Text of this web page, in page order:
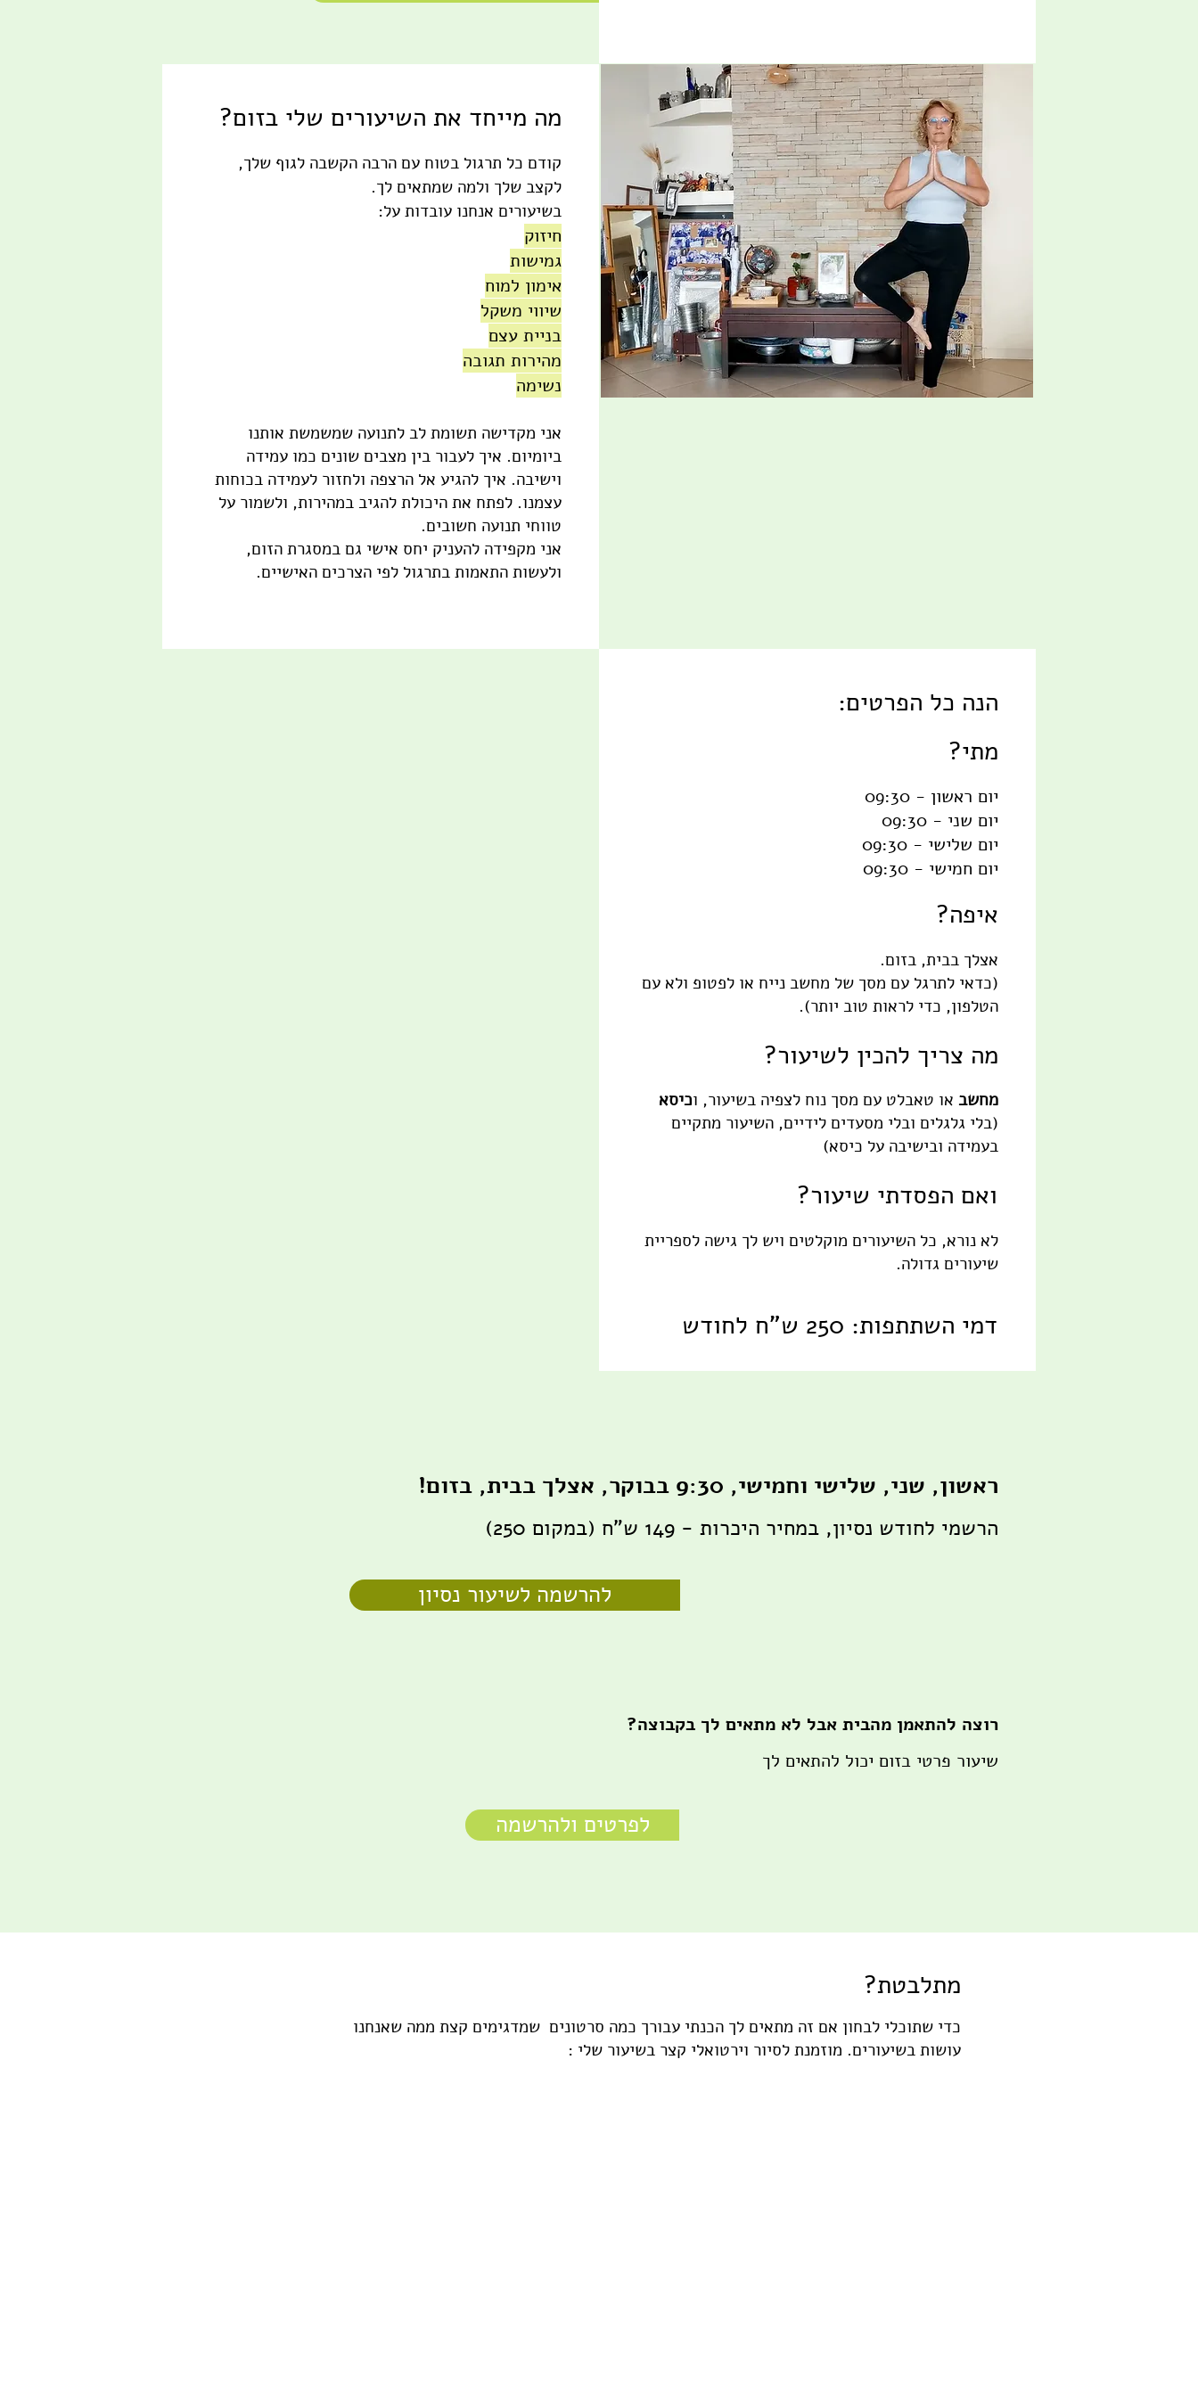
מה מייחד את השיעורים שלי בזום?
קודם כל תרגול בטוח עם הרבה הקשבה לגוף שלך,
לקצב שלך ולמה שמתאים לך.
בשיעורים אנחנו עובדות על:
חיזוק
גמישות
אימון למוח
שיווי משקל
בניית עצם
מהירות תגובה
נשימה
אני מקדישה תשומת לב לתנועה שמשמשת אותנו
ביומיום. איך לעבור בין מצבים שונים כמו עמידה
וישיבה. איך להגיע אל הרצפה ולחזור לעמידה בכוחות
עצמנו. לפתח את היכולת להגיב במהירות, ולשמור על
טווחי תנועה חשובים.
אני מקפידה להעניק יחס אישי גם במסגרת הזום,
ולעשות התאמות בתרגול לפי הצרכים האישיים.
הנה כל הפרטים:
מתי?
יום ראשון - 09:30
יום שני - 09:30
יום שלישי - 09:30
יום חמישי - 09:30
איפה?
אצלך בבית, בזום.
(כדאי לתרגל עם מסך של מחשב נייח או לפטופ ולא עם
הטלפון, כדי לראות טוב יותר).
מה צריך להכין לשיעור?
מחשב או טאבלט עם מסך נוח לצפיה בשיעור, וכיסא
(בלי גלגלים ובלי מסעדים לידיים, השיעור מתקיים
בעמידה ובישיבה על כיסא)
ואם הפסדתי שיעור?
לא נורא, כל השיעורים מוקלטים ויש לך גישה לספריית
שיעורים גדולה.
דמי השתתפות: 250 ש"ח לחודש
ראשון, שני, שלישי וחמישי, 9:30 בבוקר, אצלך בבית, בזום!
הרשמי לחודש נסיון, במחיר היכרות - 149 ש"ח (במקום 250)
להרשמה לשיעור נסיון
רוצה להתאמן מהבית אבל לא מתאים לך בקבוצה?
שיעור פרטי בזום יכול להתאים לך
לפרטים ולהרשמה
מתלבטת?
כדי שתוכלי לבחון אם זה מתאים לך הכנתי עבורך כמה סרטונים שמדגימים קצת ממה שאנחנו
עושות בשיעורים. מוזמנת לסיור וירטואלי קצר בשיעור שלי :